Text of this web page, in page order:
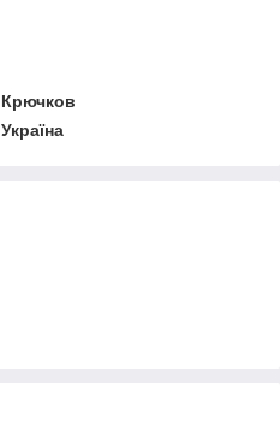
Крючков
Україна